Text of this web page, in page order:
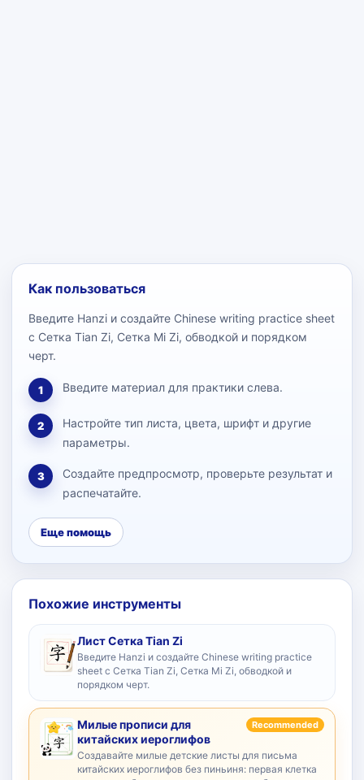
Как пользоваться
Введите Hanzi и создайте Chinese writing practice sheet
с Сетка Tian Zi, Сетка Mi Zi, обводкой и порядком
черт.
1 Введите материал для практики слева.
2
Настройте тип листа, цвета, шрифт и другие
параметры.
3
Создайте предпросмотр, проверьте результат и
распечатайте.
Еще помощь
Похожие инструменты
Лист Сетка Tian Zi
Введите Hanzi и создайте Chinese writing practice
sheet с Сетка Tian Zi, Сетка Mi Zi, обводкой и
порядком черт.
Милые прописи для
китайских иероглифов
Recommended
Создавайте милые детские листы для письма
китайских иероглифов без пиньиня: первая клетка